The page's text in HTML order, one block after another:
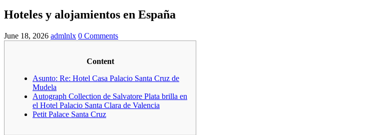
Hoteles y alojamientos en España
June 18, 2026 admlnlx 0 Comments
Content
Asunto: Re: Hotel Casa Palacio Santa Cruz de
Mudela
Autograph Collection de Salvatore Plata brilla en
el Hotel Palacio Santa Clara de Valencia
Petit Palace Santa Cruz